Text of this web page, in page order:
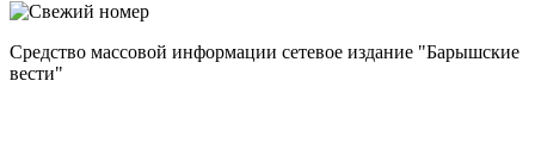
Средство массовой информации сетевое издание "Барышские
вести"